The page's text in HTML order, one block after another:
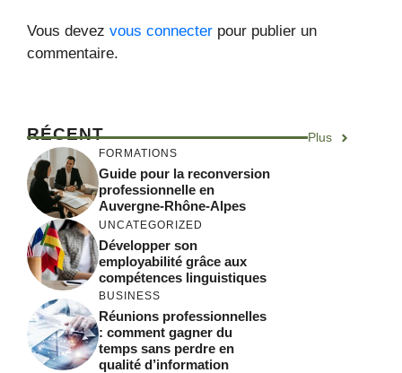
Vous devez vous connecter pour publier un
commentaire.
RÉCENT Plus
FORMATIONS
Guide pour la reconversion
professionnelle en
Auvergne-Rhône-Alpes
UNCATEGORIZED
Développer son
employabilité grâce aux
compétences linguistiques
BUSINESS
Réunions professionnelles
: comment gagner du
temps sans perdre en
qualité d’information